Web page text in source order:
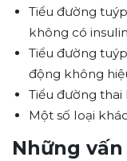
Tiểu đường
không có
Tiểu đường
động không
Tiểu đường thai
Một số loại
Những